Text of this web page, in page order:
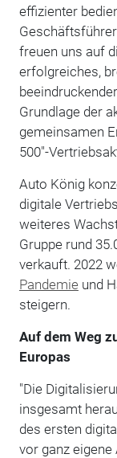
effizienter
freuen uns auf
erfolgreiches,
beeindruckender
Grundlage der
gemeinsamen
500"-
Auto König
digitale
weiteres
Gruppe rund
verkauft. 2022
Pandemie und
steigern.
Auf dem Weg
Europas
"Die
insgesamt
des ersten
vor ganz